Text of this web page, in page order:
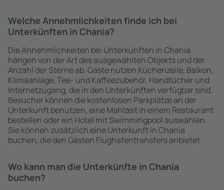
Welche Annehmlichkeiten finde ich bei
Unterkünften in Chania?
Die Annehmlichkeiten bei Unterkünften in Chania
hängen von der Art des ausgewählten Objekts und der
Anzahl der Sterne ab. Gäste nutzen Küchenzeile, Balkon,
Klimaanlage, Tee- und Kaffeezubehör, Handtücher und
Internetzugang, die in den Unterkünften verfügbar sind.
Besucher können die kostenlosen Parkplätze an der
Unterkunft benutzen, eine Mahlzeit in einem Restaurant
bestellen oder ein Hotel mit Swimmingpool auswählen.
Sie können zusätzlich eine Unterkunft in Chania
buchen, die den Gästen Flughafentransfers anbietet.
Wo kann man die Unterkünfte in Chania
buchen?